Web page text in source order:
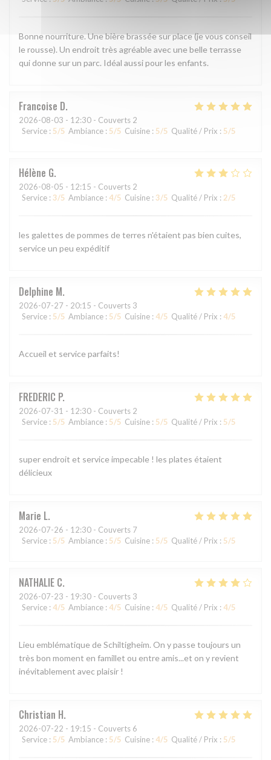
Bonne nourriture. Une bière brassée sur place (je vous conseil
le rousse). Un endroit très agréable avec une belle terrasse
qui donne sur un parc. Idéal aussi pour les enfants.
Francoise D
2026-08-03 - 12:30 - Couverts 2
Service : 5/5 Ambiance : 5/5 Cuisine : 5/5 Qualité / Prix : 5/5
Hélène G
2026-08-05 - 12:15 - Couverts 2
Service : 3/5 Ambiance : 4/5 Cuisine : 3/5 Qualité / Prix : 2/5
les galettes de pommes de terres n'étaient pas bien cuites,
service un peu expéditif
Delphine M
2026-07-27 - 20:15 - Couverts 3
Service : 5/5 Ambiance : 5/5 Cuisine : 4/5 Qualité / Prix : 4/5
Accueil et service parfaits!
FREDERIC P
2026-07-31 - 12:30 - Couverts 2
Service : 5/5 Ambiance : 5/5 Cuisine : 5/5 Qualité / Prix : 5/5
super endroit et service impecable ! les plates étaient
délicieux
Marie L
2026-07-26 - 12:30 - Couverts 7
Service : 5/5 Ambiance : 5/5 Cuisine : 5/5 Qualité / Prix : 5/5
NATHALIE C
2026-07-23 - 19:30 - Couverts 3
Service : 4/5 Ambiance : 4/5 Cuisine : 4/5 Qualité / Prix : 4/5
Lieu emblématique de Schiltigheim. On y passe toujours un
très bon moment en famillet ou entre amis...et on y revient
inévitablement avec plaisir !
Christian H
2026-07-22 - 19:15 - Couverts 6
Service : 5/5 Ambiance : 5/5 Cuisine : 4/5 Qualité / Prix : 5/5